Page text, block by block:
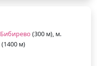
Бибирево (300 м), м.
(1400 м)